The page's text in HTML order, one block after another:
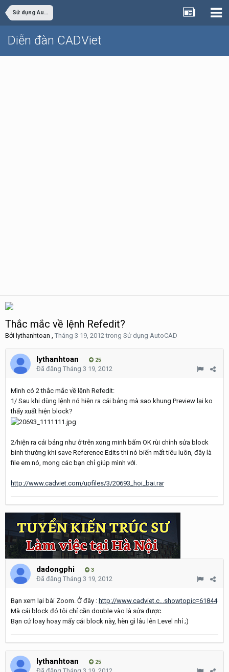
Sử dụng AutoCAD
Diễn đàn CADViet
Thắc mắc về lệnh Refedit?
Bởi lythanhtoan , Tháng 3 19, 2012trong Sử dụng AutoCAD
lythanhtoan 25
Đã đăng Tháng 3 19, 2012
Mình có 2 thắc mắc về lệnh Refedit:
1/ Sau khi dùng lệnh nó hiện ra cái bảng mà sao khung Preview lại ko
thấy xuất hiện block?
2/hiện ra cái bảng như ở trên xong minh bấm OK rùi chỉnh sửa block
bình thường khi save Reference Edits thì nó biến mất tiêu luôn, đây là
file em nó, mong các bạn chỉ giúp mình với.
http://www.cadviet.com/upfiles/3/20693_hoi_bai.rar
dadongphi 3
Đã đăng Tháng 3 19, 2012
Bạn xem lại bài Zoom. Ở đây : http://www.cadviet.c...showtopic=61844
Mà cái block đó tôi chỉ cần double vào là sửa được.
Bạn cứ loay hoay mấy cái block này, hèn gì lâu lên Level nhỉ ;)
lythanhtoan 25